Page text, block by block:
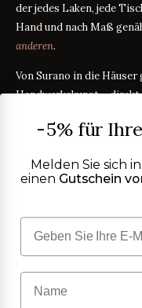
der jedes Laken, jede
Hand und nach Maß
anderen.
Von Surano in die
Handwerkskunst – direkt
PRODUKTE
Badtextilien
Homewear
Kostenlose Stoffproben
Perkal oder Satin?
Was bedeutet TC?
TC300 vs Ägyptische
ÜBER UNS
OEKO-TEX-Zertifizierung
Vereinfachter Widerruf
HILFE
Kontakt
-5% für
Melden Sie sich
einen Gutschein